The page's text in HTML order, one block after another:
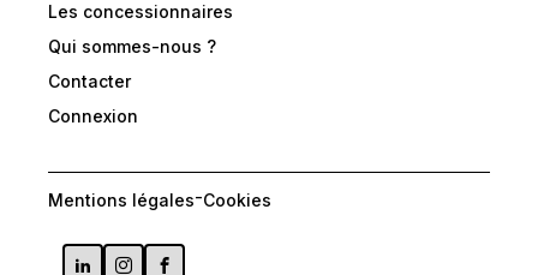
Les concessionnaires
Qui sommes-nous ?
Contacter
Connexion
Mentions légales-Cookies